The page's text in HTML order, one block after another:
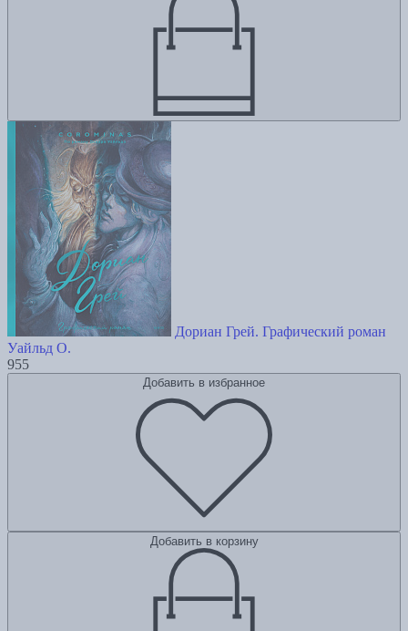
Дориан Грей. Графический роман
Уайльд О.
955
Добавить в избранное
Добавить в корзину